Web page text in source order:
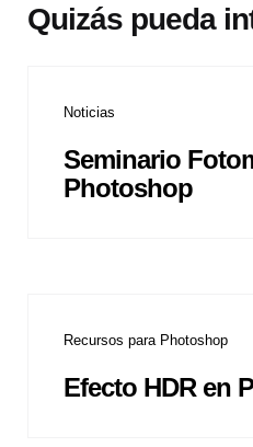
Quizás pueda
Noticias
Seminario
Photoshop
Recursos para Photoshop
Efecto HDR en